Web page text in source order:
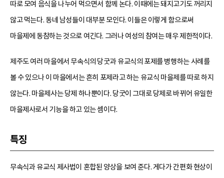
따로 모여 음식을 나누어 먹으면서 함께 논다. 이때에는 돼지고기도 꺼리지
않고 먹는다. 동네 남성들이 대부분 모인다. 이들은 이렇게 함으로써
마을제에 동참하는 것으로 여긴다. 그러나 여성의 참여는 매우 제한적이다.
제주도 여러 마을에서 무속식의 당굿과 유교식의 포제를 병행하는 사례를
볼 수 있으나 이 마을에서는 흔히 포제라고 하는 유교식 마을제를 따로 하지
않는다. 마을제사는 당제 하나뿐이다. 당굿이 그대로 당제로 바뀌어 유일한
마을제사로서 기능을 하고 있는 셈이다.
특징
무속식과 유교식 제사법이 혼합된 양상을 보여 준다. 게다가 간편화 현상이